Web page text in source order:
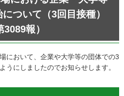
ついて（3回目接種）
3089報）
において、企業や大学等の団体での3
うにしましたのでお知らせします。